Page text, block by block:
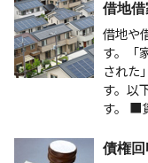
借地
借地や
す。「
された
す。以
す。 ■
債権